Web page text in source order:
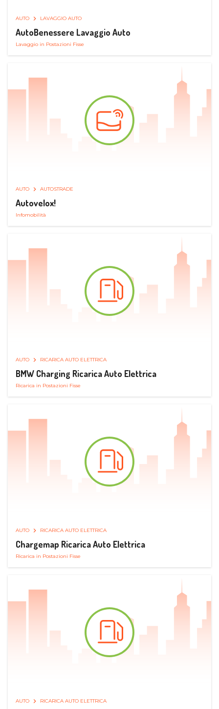
AUTO LAVAGGIO AUTO
AutoBenessere Lavaggio Auto
Lavaggio in Postazioni Fisse
AUTO AUTOSTRADE
Autovelox!
Infomobilità
AUTO RICARICA AUTO ELETTRICA
BMW Charging Ricarica Auto Elettrica
Ricarica in Postazioni Fisse
AUTO RICARICA AUTO ELETTRICA
Chargemap Ricarica Auto Elettrica
Ricarica in Postazioni Fisse
AUTO RICARICA AUTO ELETTRICA